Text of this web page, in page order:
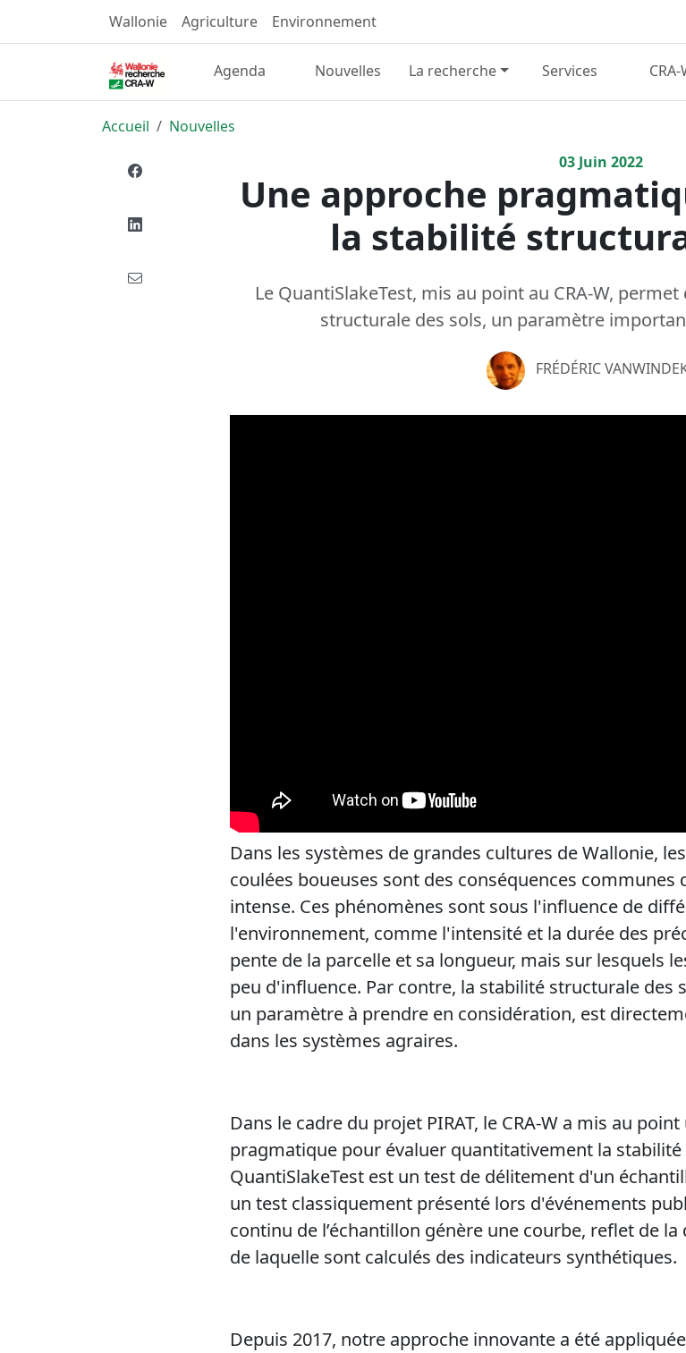
Wallonie Agriculture Environnement
Agenda Nouvelles La recherche Services CRA-
Accueil
Nouvelles
03 Juin 2022
Une approche
la stabilité
Le QuantiSlakeTest, mis au point au CRA-W,
structurale des sols, un paramètre
FRÉDÉRIC
Dans les systèmes de grandes cultures de Wallonie,
coulées boueuses sont des conséquences
intense. Ces phénomènes sont sous l'influence de
l'environnement, comme l'intensité et la durée des
pente de la parcelle et sa longueur, mais sur lesquels
peu d'influence. Par contre, la stabilité structurale des
un paramètre à prendre en considération, est
dans les systèmes agraires.
Dans le cadre du projet PIRAT, le CRA-W a mis au
pragmatique pour évaluer quantitativement la stabilité
QuantiSlakeTest est un test de délitement d'un
un test classiquement présenté lors d'événements
continu de l’échantillon génère une courbe, reflet de
de laquelle sont calculés des indicateurs synthétiques.
Depuis 2017, notre approche innovante a été